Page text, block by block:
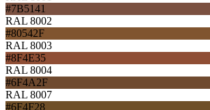
#7B5141
RAL 8002
#80542F
RAL 8003
#8F4E35
RAL 8004
#6F4A2F
RAL 8007
#6F4F28